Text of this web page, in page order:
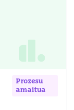
Prozesu
amaitua